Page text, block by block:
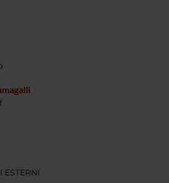
ESTERNI